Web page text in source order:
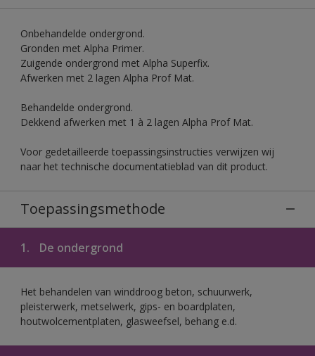
Onbehandelde ondergrond.
Gronden met Alpha Primer.
Zuigende ondergrond met Alpha Superfix.
Afwerken met 2 lagen Alpha Prof Mat.
Behandelde ondergrond.
Dekkend afwerken met 1 à 2 lagen Alpha Prof Mat.
Voor gedetailleerde toepassingsinstructies verwijzen wij
naar het technische documentatieblad van dit product.
Toepassingsmethode
1. De ondergrond
Het behandelen van winddroog beton, schuurwerk,
pleisterwerk, metselwerk, gips- en boardplaten,
houtwolcementplaten, glasweefsel, behang e.d.